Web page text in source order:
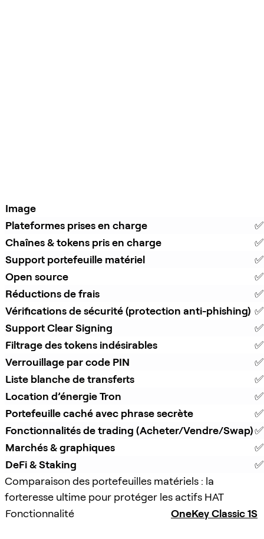
Image
Plateformes prises en charge
Chaînes & tokens pris en charge
Support portefeuille matériel
Open source
Réductions de frais
Vérifications de sécurité (protection anti-phishing)
Support Clear Signing
Filtrage des tokens indésirables
Verrouillage par code PIN
Liste blanche de transferts
Location d’énergie Tron
Portefeuille caché avec phrase secrète
Fonctionnalités de trading (Acheter/Vendre/Swap)
Marchés & graphiques
DeFi & Staking
Comparaison des portefeuilles matériels : la
forteresse ultime pour protéger les actifs HAT
Fonctionnalité
OneKey Classic 1S